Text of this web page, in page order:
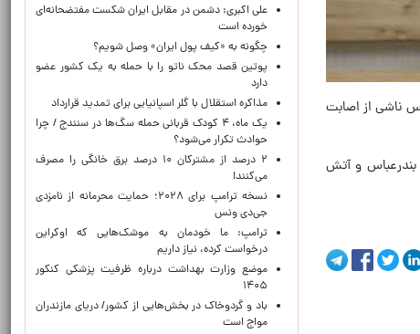
ناشی از اصابت
بندرعباس و آتش
علی اکبری: دشمن در مقابل ایران شکست مفتضحانه‌ای
خورده است
چگونه به «کیف پول ایران» وصل شویم؟
پوتین قصد محک ناتو را با حمله به یک کشور عضو
دارد
مذاکره استقلال با گلر اسپانیایی برای تمدید قرارداد
یک ماه، ۴ کودک قربانی حمله سگ‌ها در سنندج / چرا
حوادث تکرار می‌شود؟
۲ درصد از مشترکان ۱۰ درصد برق خانگی را مصرف
می‌کنند!
نسخه ترامپ برای ۲۰۲۸؛ حمایت محرمانه از نامزدی
جی‌دی ونس
ترامپ: ما خودمان به موشک‌هایی که اوکراین
درخواست کرده، نیاز داریم
موضع وزارت بهداشت درباره ظرفیت پزشکی کنکور
۱۴۰۵
باد و گردوخاک در بخش‌هایی از کشور/ دریای مازندران
مواج است